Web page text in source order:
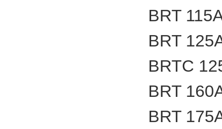
BRT
BRT
BRTC
BRT
BRT